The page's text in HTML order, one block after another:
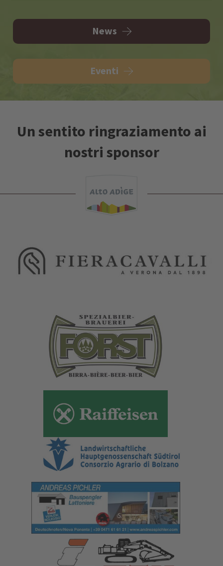
News
Eventi
Un sentito ringraziamento ai
nostri sponsor